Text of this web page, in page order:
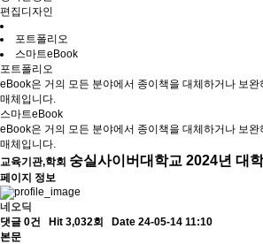
편집디자인
포트폴리오
스마트eBook
포트폴리오
eBook은 거의 모든 분야에서 종이책을 대체하거나 보
매체입니다.
스마트eBook
eBook은 거의 모든 분야에서 종이책을 대체하거나 보
매체입니다.
교육기관,학회 숭실사이버대학교 2024년 대
페이지 정보
네오딕
댓글 0건
Hit 3,032회
Date 24-05-14 11:10
본문